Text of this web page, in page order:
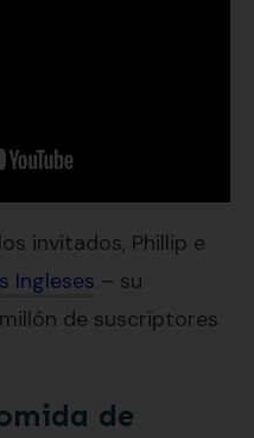
invitados, Phillip e
Ingleses – su
de suscriptores
de